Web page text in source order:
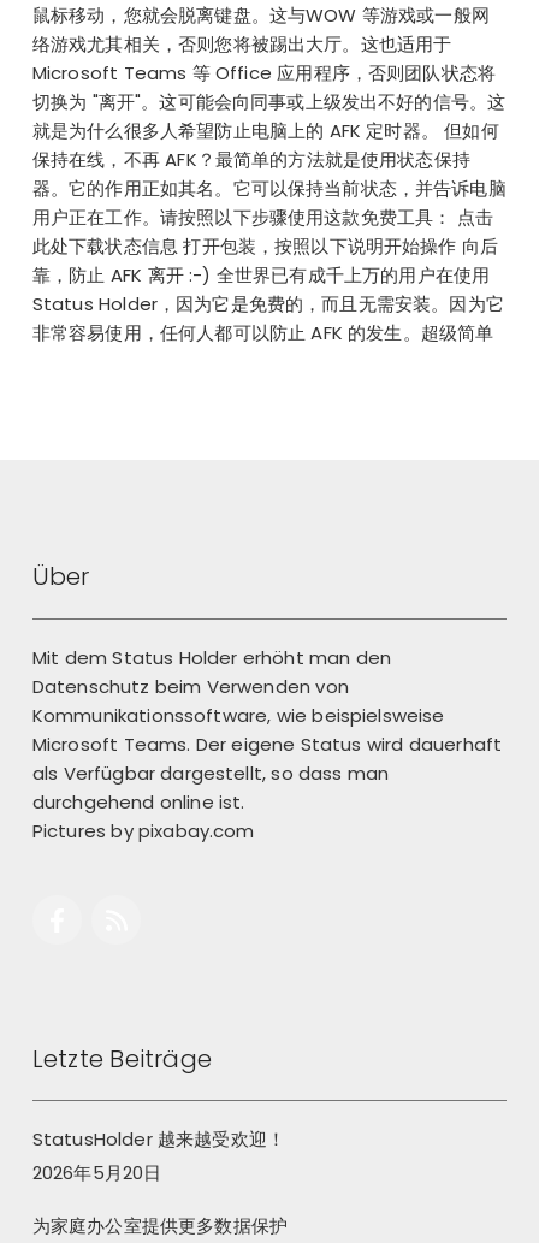
鼠标移动，您就会脱离键盘。这与WOW 等游戏或一般网
络游戏尤其相关，否则您将被踢出大厅。这也适用于
Microsoft Teams 等 Office 应用程序，否则团队状态将
切换为 "离开"。这可能会向同事或上级发出不好的信号。这
就是为什么很多人希望防止电脑上的 AFK 定时器。 但如何
保持在线，不再 AFK？最简单的方法就是使用状态保持
器。它的作用正如其名。它可以保持当前状态，并告诉电脑
用户正在工作。请按照以下步骤使用这款免费工具： 点击
此处下载状态信息 打开包装，按照以下说明开始操作 向后
靠，防止 AFK 离开 :-) 全世界已有成千上万的用户在使用
Status Holder，因为它是免费的，而且无需安装。因为它
非常容易使用，任何人都可以防止 AFK 的发生。超级简单
Über
Mit dem Status Holder erhöht man den
Datenschutz beim Verwenden von
Kommunikationssoftware, wie beispielsweise
Microsoft Teams. Der eigene Status wird dauerhaft
als Verfügbar dargestellt, so dass man
durchgehend online ist.
Pictures bypixabay.com
Letzte Beiträge
StatusHolder 越来越受欢迎！
2026年5月20日
为家庭办公室提供更多数据保护